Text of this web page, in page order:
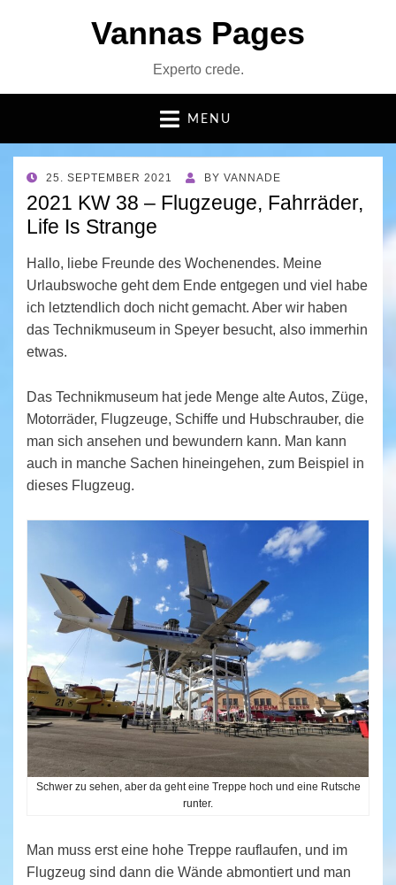
Vannas Pages
Experto crede.
MENU
POSTED
ON
25. SEPTEMBER 2021 BY VANNADE
2021 KW 38 – Flugzeuge, Fahrräder,
Life Is Strange
Hallo, liebe Freunde des Wochenendes. Meine
Urlaubswoche geht dem Ende entgegen und viel habe
ich letztendlich doch nicht gemacht. Aber wir haben
das Technikmuseum in Speyer besucht, also immerhin
etwas.
Das Technikmuseum hat jede Menge alte Autos, Züge,
Motorräder, Flugzeuge, Schiffe und Hubschrauber, die
man sich ansehen und bewundern kann. Man kann
auch in manche Sachen hineingehen, zum Beispiel in
dieses Flugzeug.
Schwer zu sehen, aber da geht eine Treppe hoch und eine Rutsche
runter.
Man muss erst eine hohe Treppe rauflaufen, und im
Flugzeug sind dann die Wände abmontiert und man